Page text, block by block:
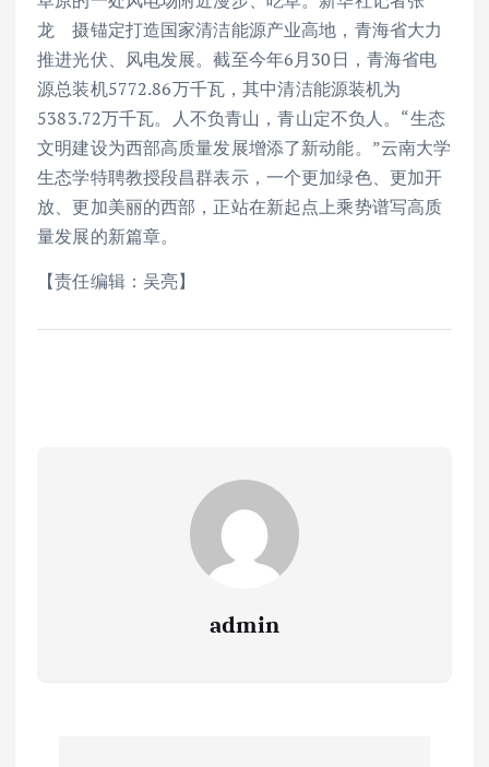
龙 摄锚定打造国家清洁能源产业高地，青海省大力
推进光伏、风电发展。截至今年6月30日，青海省电
源总装机5772.86万千瓦，其中清洁能源装机为
5383.72万千瓦。人不负青山，青山定不负人。“生态
文明建设为西部高质量发展增添了新动能。”云南大学
生态学特聘教授段昌群表示，一个更加绿色、更加开
放、更加美丽的西部，正站在新起点上乘势谱写高质
量发展的新篇章。
【责任编辑：吴亮】
admin